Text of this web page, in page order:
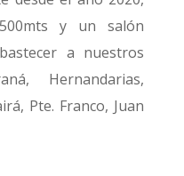
y un salón
a nuestros
Hernandarias,
Pte. Franco, Juan